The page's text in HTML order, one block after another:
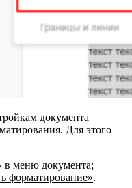
документа
Для этого
в меню документа;
форматирование».